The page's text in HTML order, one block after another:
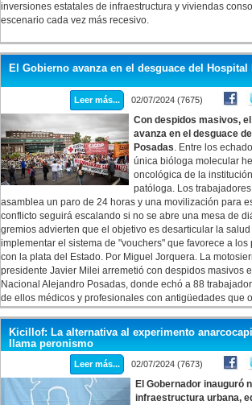
inversiones estatales de infraestructura y viviendas
escenario cada vez más recesivo.
El Gobierno avanza en el desguace del Hospital
Leer más... 02/07/2024 (7675)
Con despidos masivos,
avanza en el desguace
Posadas. Entre los
única bióloga molecular
oncológica de la
patóloga. Los
asamblea un paro de 24 horas y una movilización para
conflicto seguirá escalando si no se abre una mesa de
gremios advierten que el objetivo es desarticular la
implementar el sistema de "vouchers" que favorece a los
con la plata del Estado. Por Miguel Jorquera. La
presidente Javier Milei arremetió con despidos masivos
Nacional Alejandro Posadas, donde echó a 88
de ellos médicos y profesionales con antigüedades que
5 y más de 20 años en la institución.
Kicillof: La alternativa al experimento
llama peronismo
Leer más... 02/07/2024 (7673)
El Gobernador inauguró
infraestructura urbana,